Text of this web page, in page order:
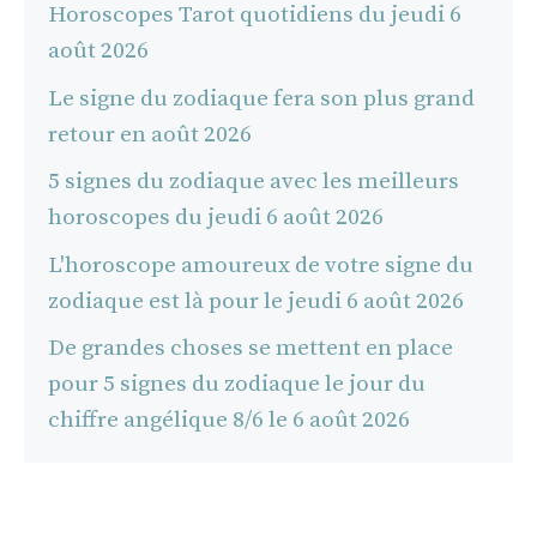
Horoscopes Tarot quotidiens du jeudi 6
août 2026
Le signe du zodiaque fera son plus grand
retour en août 2026
5 signes du zodiaque avec les meilleurs
horoscopes du jeudi 6 août 2026
L'horoscope amoureux de votre signe du
zodiaque est là pour le jeudi 6 août 2026
De grandes choses se mettent en place
pour 5 signes du zodiaque le jour du
chiffre angélique 8/6 le 6 août 2026